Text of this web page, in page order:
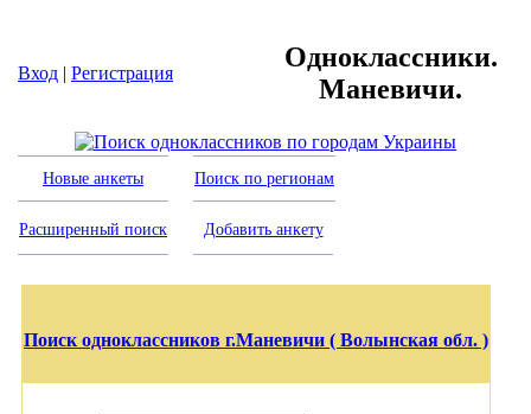
Вход | Регистрация
Одноклассники.
Маневичи.
Новые анкеты Поиск по регионам
Расширенный поиск Добавить анкету
Поиск одноклассников г.Маневичи ( Волынская обл. )